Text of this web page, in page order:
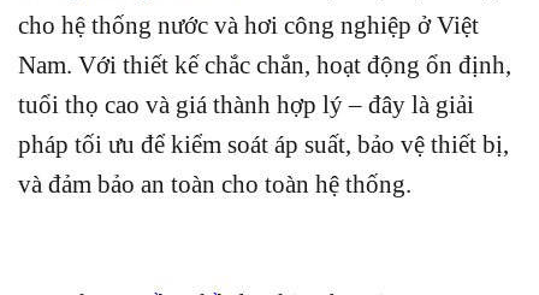
cho hệ thống nước và hơi công nghiệp ở Việt
Nam. Với thiết kế chắc chắn, hoạt động ổn định,
tuổi thọ cao và giá thành hợp lý – đây là giải
pháp tối ưu để kiểm soát áp suất, bảo vệ thiết bị,
và đảm bảo an toàn cho toàn hệ thống.